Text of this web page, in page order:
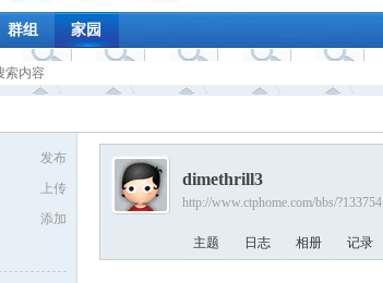
群组 家园
发布
上传
添加
dimethrill3
http://www.ctphome.com/bbs/?133754
主题 日志 相册 记录